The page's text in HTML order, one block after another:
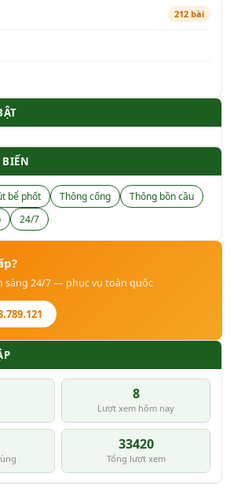
212 bài
bể phốt Thông cống
Thông bồn cầu
24/7
sàng 24/7 — phục vụ toàn quốc
8
Lượt xem hôm nay
33420
Tổng lượt xem